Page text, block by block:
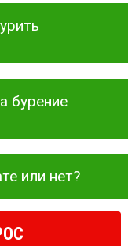
бурение
или нет?